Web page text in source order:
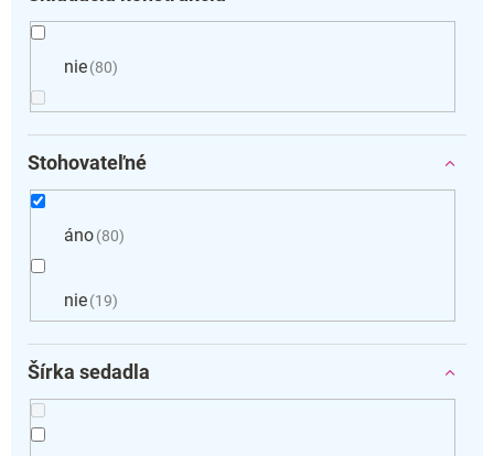
nie 80
Stohovateľné
áno 80
nie 19
Šírka sedadla